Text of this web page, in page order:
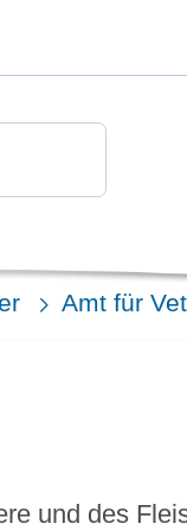
Amt für
und des